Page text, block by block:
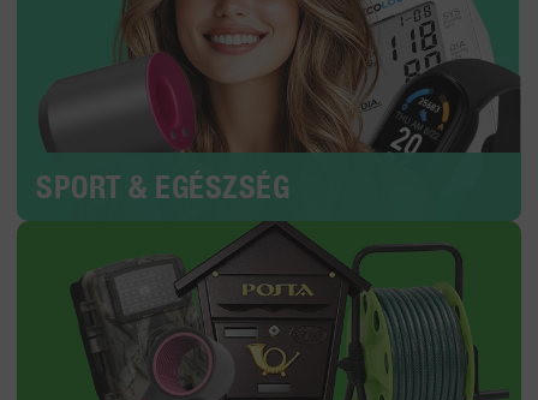
SPORT & EGÉSZSÉG